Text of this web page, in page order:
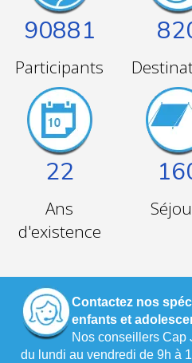
90881
Participants
22
Ans
d'existence
Contactez nos
enfants et
Nos conseillers Cap
du lundi au vendredi de 9h à